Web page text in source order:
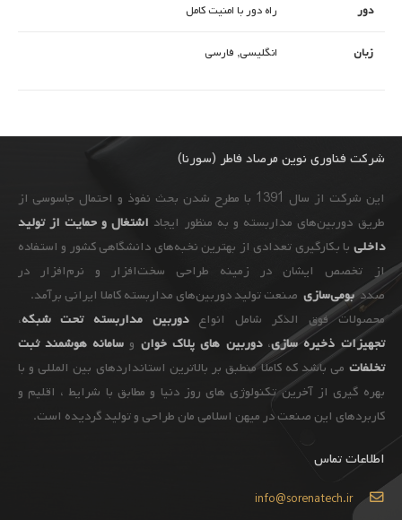
دور
راه دور با امنیت کامل
زبان انگلیسی, فارسی
شرکت فناوری نوین مرصاد فاطر (سورنا)
این شرکت از سال 1391 با مطرح شدن بحث نفوذ و احتمال جاسوسی از
طریق دوربین‌های مداربسته و به ‌منظور ایجاد اشتغال و حمایت از تولید
داخلی با بکارگیری تعدادی از بهترین نخبه‌های دانشگاهی کشور و استفاده
از تخصص ایشان در زمینه طراحی سخت‌افزار و نرم‌افزار در
صددبومی‌سازی صنعت تولید دوربین‌های مداربسته کاملا ایرانی برآمد.
محصولات فوق الذکر شامل انواع دوربین مداربسته تحت شبکه،
تجهیزات ذخیره سازی، دوربین های پلاک خوان وسامانه هوشمند ثبت
تخلفات می باشد که کاملا منطبق بر بالاترین استانداردهای بین المللی و با
بهره گیری از آخرین تکنولوژی های روز دنیا و مطابق با شرایط ، اقلیم و
کاربردهای این صنعت در میهن اسلامی مان طراحی و تولید گردیده است.
اطلاعات تماس
info@sorenatech.ir